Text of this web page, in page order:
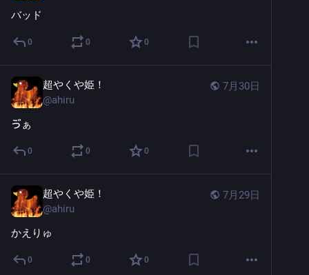
バッド
0 0 0
7月30日
超やくや姫！
@ahiru
ゔぁ
0 0 0
7月29日
超やくや姫！
@ahiru
かえりゅ
0 0 0